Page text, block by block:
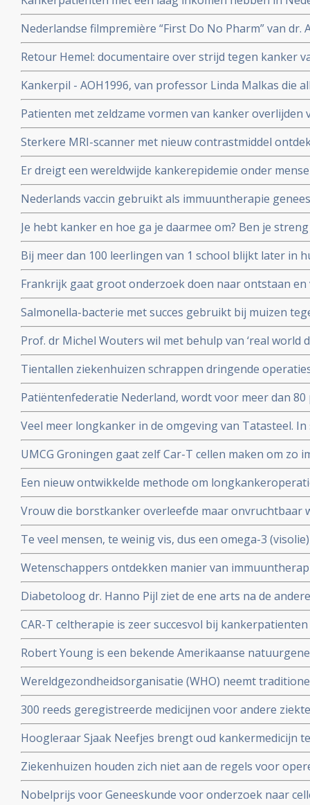
aan de ziekte te overlijden dan welvarende patiënten.
het Integraal Kankercentrum Nederland
Nederlandse filmpremière “First Do No Pharm” van
november 2024
Retour Hemel: documentaire over strijd tegen kanker
prostaatkanker heeft.
Kankerpil - AOH1996, van professor Linda Malkas die
vernietigen is aan eerste patient gegeven in fase I
Patienten met zeldzame vormen van kanker overlijden
diagnose in vergelijking met veel voorkomende
kunnen vinden van gespecialiseerde behandelcentra
Sterkere MRI-scanner met nieuw contrastmiddel
prostaatkanker in lymfklieren tot op 1 mm
aan Radboud universiteit.
Er dreigt een wereldwijde kankerepidemie onder
aantal darmkankerpatienten stijgt enorm blijkt uit
corona vaccins?
Nederlands vaccin gebruikt als immuuntherapie
osteacarcinoom en honden met blaaskanker reageren
richt op het eiwit vimentine
Je hebt kanker en hoe ga je daarmee om? Ben je
anderen die het moeilijk hebben? Kennislink
Bij meer dan 100 leerlingen van 1 school blijkt later in
van een hersentumor voor te komen. Oorzaak is nog
Frankrijk gaat groot onderzoek doen naar ontstaan
endometriose met een nationaal plan van aanpak.
Salmonella-bacterie met succes gebruikt bij muizen
kankers. Blijkt uit onderzoek aan universiteit van
Prof. dr Michel Wouters wil met behulp van ‘real world
behandelprocessen verbeteren en studieresultaten
Tientallen ziekenhuizen schrappen dringende
operaties voor kankerpatienten en
Patiëntenfederatie Nederland, wordt voor meer dan
ministerie van Volksgezondheid en zorgverzekeraars
over hun onafhankelijkheid.
Veel meer longkanker in de omgeving van Tatasteel.
dan 50 procent meer longkanker voor in vergelijking
UMCG Groningen gaat zelf Car-T cellen maken om zo
cellen sneller en goedkoper te geven aan
Een nieuw ontwikkelde methode om
virtualrealitybril blijkt zeer succesvol. Aldus chirurgen
Vrouw die borstkanker overleefde maar onvruchtbaar
chemotherapie krijgt toch baby door ingevroren eitje
toe te passen.
Te veel mensen, te weinig vis, dus een omega-3
gepubliceerd in Nature
Wetenschappers ontdekken manier van
eiwit MR1 die voor alle vormen van kanker toepasbaar
Diabetoloog dr. Hanno Pijl ziet de ene arts na de
Nationaal gezondheidsplan om welvaartsziekten als
stoppen
CAR-T celtherapie is zeer succesvol bij
op te strenge milieueisen, stellen 4 Nederlandse top
Robert Young is een bekende Amerikaanse
boeken over niet toxische middelen en dieet maar
zijn verweer op video voor de Amerikaanse Commissie
Wereldgezondheidsorganisatie (WHO) neemt
TCM waaronder acupunctuur op in de International
Diseases and Related Health Problems (ICD).
300 reeds geregistreerde medicijnen voor andere
Oncology (ReDO) - hebben ook effect bij kanker blijkt
AntiCancer Fund
Hoogleraar Sjaak Neefjes brengt oud kankermedicijn
dit onderwerp in de uitzending van DWDD met Sjaak
Ziekenhuizen houden zich niet aan de regels voor
daarvoor gespecialiseerd ziekenhuis. Honderden
extra risico
Nobelprijs voor Geneeskunde voor onderzoek naar